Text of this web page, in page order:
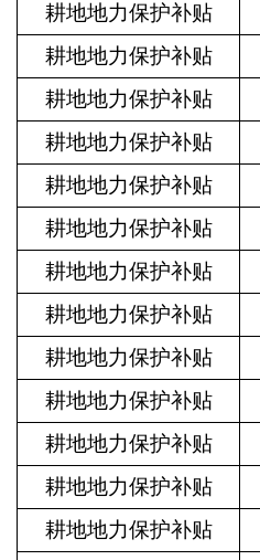
耕地地力保护补贴
耕地地力保护补贴
耕地地力保护补贴
耕地地力保护补贴
耕地地力保护补贴
耕地地力保护补贴
耕地地力保护补贴
耕地地力保护补贴
耕地地力保护补贴
耕地地力保护补贴
耕地地力保护补贴
耕地地力保护补贴
耕地地力保护补贴